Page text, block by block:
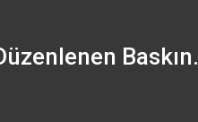
Baskın.